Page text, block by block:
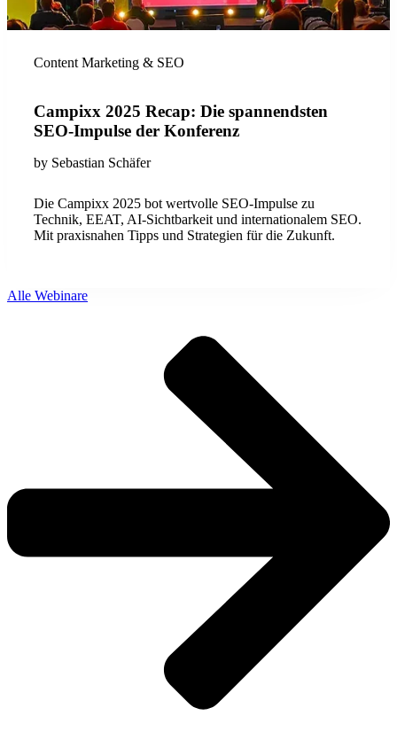
Content Marketing & SEO
Campixx 2025 Recap: Die spannendsten
SEO-Impulse der Konferenz
by Sebastian Schäfer
Die Campixx 2025 bot wertvolle SEO-Impulse zu
Technik, EEAT, AI-Sichtbarkeit und internationalem SEO.
Mit praxisnahen Tipps und Strategien für die Zukunft.
Alle Webinare